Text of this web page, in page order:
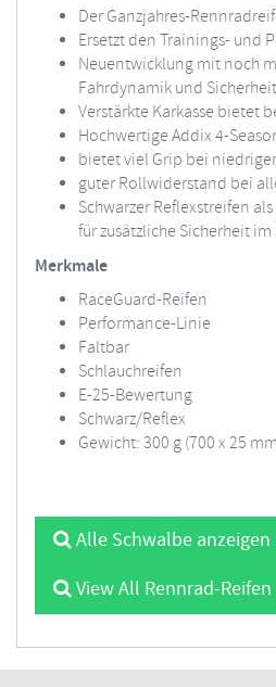
Der Ganzjahres-
Ersetzt den Trainings- und
Neuentwicklung mit noch
Fahrdynamik und
Verstärkte Karkasse bietet
Hochwertige Addix 4-
bietet viel Grip bei
guter Rollwiderstand bei
Schwarzer Reflexstreifen
für zusätzliche Sicherheit
Merkmale
RaceGuard-Reifen
Performance-Linie
Faltbar
Schlauchreifen
E-25-Bewertung
Schwarz/Reflex
Gewicht: 300 g (700 x 25
Alle Schwalbe
View All Rennrad-Reifen